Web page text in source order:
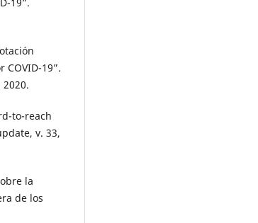
19”.
to-reach
v. 33,
la
de los